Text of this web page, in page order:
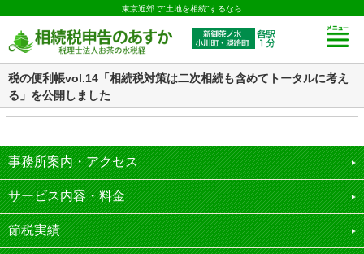
東京近郊で"土地を相続"するなら
税の便利帳vol.14「相続税対策は二次相続も含めてトータルに考え
る」を公開しました
事務所案内・アクセス
サービス内容・料金
節税実績